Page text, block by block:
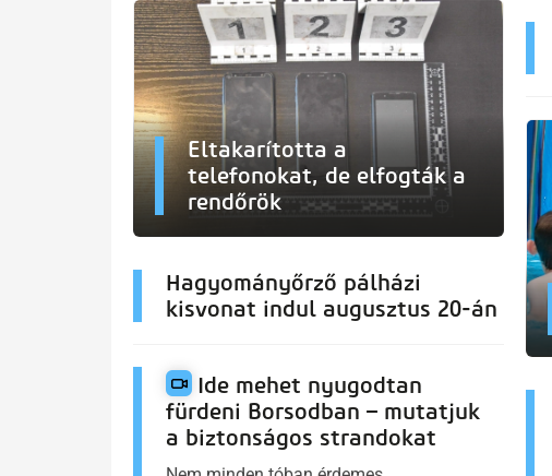
Eltakarította a
telefonokat, de elfogták a
rendőrök
Hagyományőrző pálházi
kisvonat indul augusztus 20-án
Ide mehet nyugodtan
fürdeni Borsodban – mutatjuk
a biztonságos strandokat